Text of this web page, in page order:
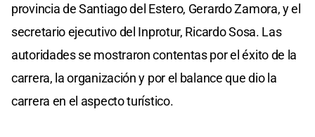
provincia de Santiago del Estero, Gerardo Zamora, y el
secretario ejecutivo del Inprotur, Ricardo Sosa. Las
autoridades se mostraron contentas por el éxito de la
carrera, la organización y por el balance que dio la
carrera en el aspecto turístico.